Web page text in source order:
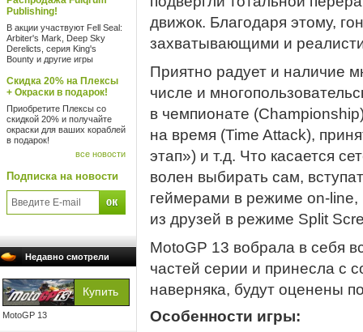
Publishing!
В акции участвуют Fell Seal:
Arbiter's Mark, Deep Sky
Derelicts, серия King's
Bounty и другие игры
Скидка 20% на Плексы
+ Окраски в подарок!
Приобретите Плексы со
скидкой 20% и получайте
окраски для ваших кораблей
в подарок!
все новости
Подписка на новости
Недавно смотрели
MotoGP 13
движок. Благодаря этому,
захватывающими и
Приятно радует и наличие
числе и
в чемпионате
на время (Time Attack),
этап») и т.д. Что касается
волен выбирать сам,
геймерами в режиме on-line,
из друзей в режиме Split
MotoGP 13 вобрала в себя
частей серии и принесла с
наверняка, будут оценены
Особенности игры: